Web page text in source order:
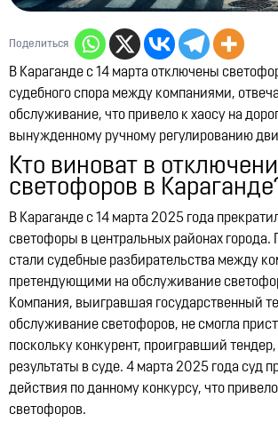
Поделиться
В Караганде с 14 марта отключены
судебного спора между компаниями,
обслуживание, что привело к хаосу на
вынужденному ручному регулированию
Кто виноват в
светофоров в
​В Караганде с 14 марта 2025 года
светофоры в центральных районах города.
стали судебные разбирательства между
претендующими на обслуживание
Компания, выигравшая государственный
обслуживание светофоров, не смогла
поскольку конкурент, проигравший
результаты в суде. 4 марта 2025 года суд
действия по данному конкурсу, что
светофоров.